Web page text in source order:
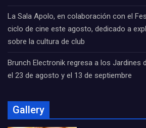
La Sala Apolo, en colaboración con el
ciclo de cine este agosto, dedicado a
sobre la cultura de club
Brunch Electronik regresa a los Jardines
el 23 de agosto y el 13 de septiembre
Gallery